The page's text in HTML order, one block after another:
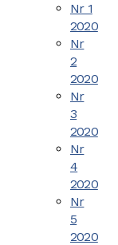
Nr 1
2020
Nr
2
2020
Nr
3
2020
Nr
4
2020
Nr
5
2020